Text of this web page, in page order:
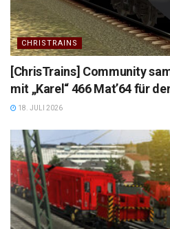
CHRISTRAINS
[ChrisTrains] Community
mit „Karel“ 466 Mat’64 für
18. JULI 2026